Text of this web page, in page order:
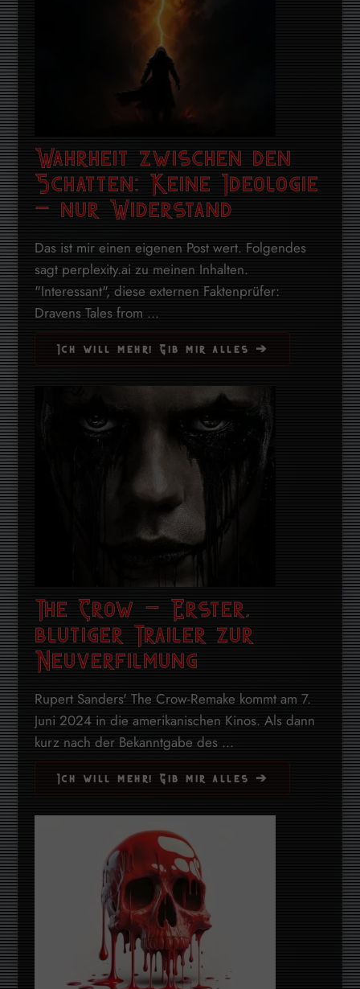
Wahrheit zwischen den
Schatten: Keine Ideologie
– nur Widerstand
Das ist mir einen eigenen Post wert. Folgendes
sagt perplexity.ai zu meinen Inhalten.
"Interessant", diese externen Faktenprüfer:
Dravens Tales from ...
Ich will mehr! Gib mir alles ➔
The Crow – Erster,
blutiger Trailer zur
Neuverfilmung
Rupert Sanders' The Crow-Remake kommt am 7.
Juni 2024 in die amerikanischen Kinos. Als dann
kurz nach der Bekanntgabe des ...
Ich will mehr! Gib mir alles ➔